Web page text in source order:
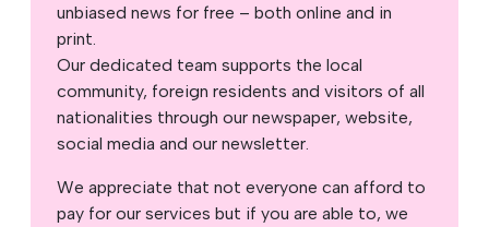
unbiased news for free – both online and in
print.
Our dedicated team supports the local
community, foreign residents and visitors of all
nationalities through our newspaper, website,
social media and our newsletter.
We appreciate that not everyone can afford to
pay for our services but if you are able to, we